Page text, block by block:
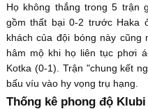
Họ không thắng trong 5 trận
gồm thất bại 0-2 trước Haka
khách của đội bóng này
hâm mộ khi họ liên tục phơi
Kotka (0-1). Trận "chung kết
bấu víu vào hy vọng trụ hạng.
Thống kê phong độ